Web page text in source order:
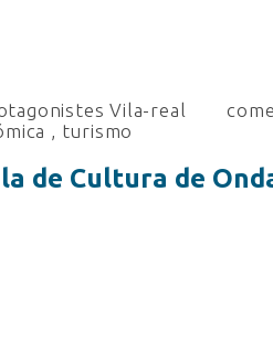
Vila-real
, turismo
de Cultura de